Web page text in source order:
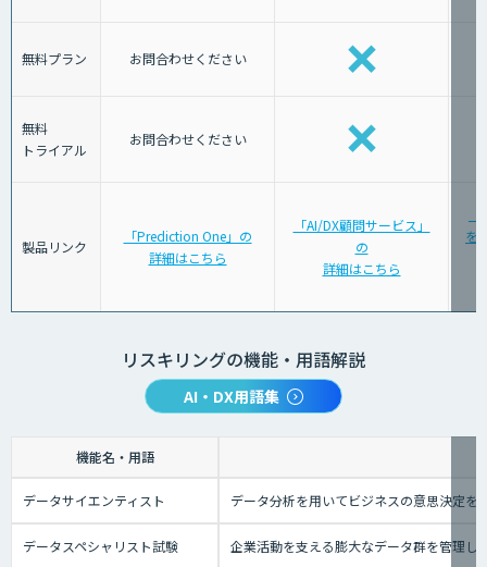
無料プラン お問合わせください
無料
トライアル
お問合わせください
製品リンク
「Prediction One」の
詳細はこちら
「AI/DX顧問サービス」
の
詳細はこちら
を
リスキリングの機能・用語解説
AI・DX用語集
機能名・用語
データサイエンティスト データ分析を用いてビジネスの意思決定
データスペシャリスト試験 企業活動を支える膨大なデータ群を管理し